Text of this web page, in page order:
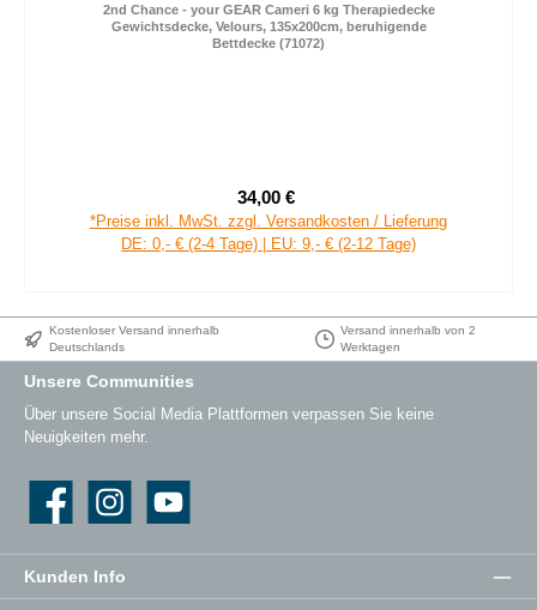
2nd Chance - your GEAR Cameri 6 kg Therapiedecke
Gewichtsdecke, Velours, 135x200cm, beruhigende
Bettdecke (71072)
Verkaufspreis:
34,00 €
*Preise inkl. MwSt. zzgl. Versandkosten / Lieferung
DE: 0,- € (2-4 Tage) | EU: 9,- € (2-12 Tage)
Kostenloser Versand innerhalb
Deutschlands
Versand innerhalb von 2
Werktagen
Kunden Info
Unsere Communities
Über unsere Social Media Plattformen verpassen Sie keine
Neuigkeiten mehr.
Instagram YouTube